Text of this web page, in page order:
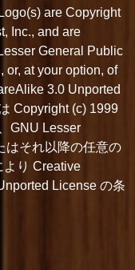
are Copyright
Inc., and are
General Public
or, at your option, of
3.0 Unported
Copyright (c) 1999
GNU Lesser
はそれ以降の任意の
より Creative
License の条